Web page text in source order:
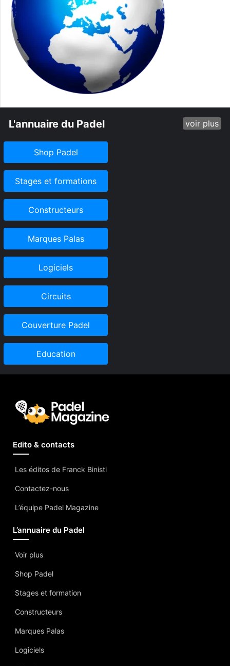
L'annuaire du Padel voir plus
Shop Padel
Stages et formations
Constructeurs
Marques Palas
Logiciels
Circuits
Couverture Padel
Education
Edito & contacts
Les éditos de Franck Binisti
Contactez-nous
L’équipe Padel Magazine
L’annuaire du Padel
Voir plus
Shop Padel
Stages et formation
Constructeurs
Marques Palas
Logiciels